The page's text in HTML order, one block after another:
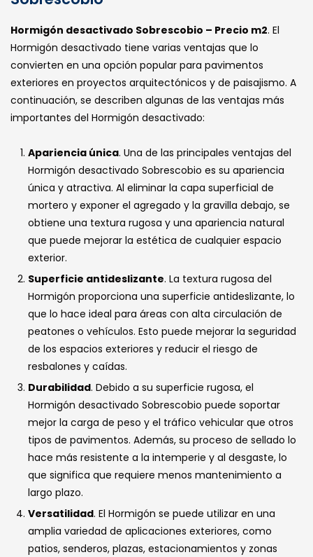
Hormigón desactivado Sobrescobio – Precio m2. El
Hormigón desactivado tiene varias ventajas que lo
convierten en una opción popular para pavimentos
exteriores en proyectos arquitectónicos y de paisajismo. A
continuación, se describen algunas de las ventajas más
importantes del Hormigón desactivado:
Apariencia única. Una de las principales ventajas del
Hormigón desactivado Sobrescobio es su apariencia
única y atractiva. Al eliminar la capa superficial de
mortero y exponer el agregado y la gravilla debajo, se
obtiene una textura rugosa y una apariencia natural
que puede mejorar la estética de cualquier espacio
exterior.
Superficie antideslizante. La textura rugosa del
Hormigón proporciona una superficie antideslizante, lo
que lo hace ideal para áreas con alta circulación de
peatones o vehículos. Esto puede mejorar la seguridad
de los espacios exteriores y reducir el riesgo de
resbalones y caídas.
Durabilidad. Debido a su superficie rugosa, el
Hormigón desactivado Sobrescobio puede soportar
mejor la carga de peso y el tráfico vehicular que otros
tipos de pavimentos. Además, su proceso de sellado lo
hace más resistente a la intemperie y al desgaste, lo
que significa que requiere menos mantenimiento a
largo plazo.
Versatilidad. El Hormigón se puede utilizar en una
amplia variedad de aplicaciones exteriores, como
patios, senderos, plazas, estacionamientos y zonas